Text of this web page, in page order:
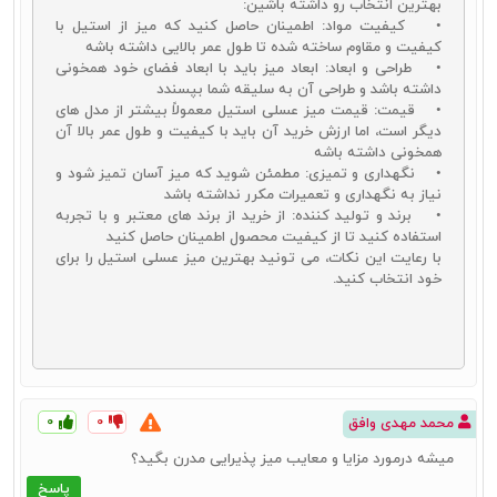
هستند.
طراحی:میز جلو مبلی، میز عسلی و میز پذیرایی در طراحی‌ها و سبک‌های
مختلفی موجود هستند. باید دقت کنید که طراحی و سبک میز با سایر اجزای
دکوراسیون داخلی هماهنگ باشد. در این راهنمای خرید عسلی، سه مدل
طراحی انواع میزها را بررسی می‌کنیم:
سبک کلاسیک:این نوع میزها با طراحی‌های سنتی و
جزئیات منبت‌کاری شده، جلوه‌ای رسمی و شیک به فضا
می‌بخشند.
سبک مدرن:میزهای مدرن با طراحی‌های ساده و خطوط
تمیز، به‌ویژه در دکوراسیون‌های مینیمال محبوبیت
دارند.
سبک صنعتی:میزهای صنعتی با ترکیب متریال‌های
فلزی و چوبی، جلوه‌ای خام و غیر پالایش‌شده دارند که
عسلی و میز پذیرایی، کاربری و عملکرد آن‌ها است. باید بررسی کنید که میز
تنظیم است یا خیر. این ویژگی‌ها می‌توانند کاربری و عملکرد میز را بهبود
بخشند.
قیمت و بودجه:
قیمت میز جلوی مبل، میز عسلی و میز پذیرایی
می‌تواند متغیر باشد و به عواملی مانند متریال، طراحی و برند بستگی دارد.
باید با توجه به بودجه خود، بهترین میز را انتخاب کنید. فروشگاه دکورال
بهترین انتخاب رو داشته باشین:
• کیفیت مواد: اطمینان حاصل کنید که میز از استیل با
کیفیت و مقاوم ساخته شده تا طول عمر بالایی داشته باشه
• طراحی و ابعاد: ابعاد میز باید با ابعاد فضای خود همخونی
داشته باشد و طراحی آن به سلیقه شما بپسندد
• قیمت: قیمت میز عسلی استیل معمولاً بیشتر از مدل‌ های
دیگر است، اما ارزش خرید آن باید با کیفیت و طول عمر بالا آن
همخونی داشته باشه
• نگهداری و تمیزی: مطمئن شوید که میز آسان تمیز شود و
نیاز به نگهداری و تعمیرات مکرر نداشته باشد
• برند و تولید کننده: از خرید از برند های معتبر و با تجربه
استفاده کنید تا از کیفیت محصول اطمینان حاصل کنید
با رعایت این نکات، می ‌تونید بهترین میز عسلی استیل را برای
خود انتخاب کنید.
محمد مهدی وافق ۰ ۰
پاسخ
میشه درمورد مزایا و معایب میز پذیرایی مدرن بگید؟